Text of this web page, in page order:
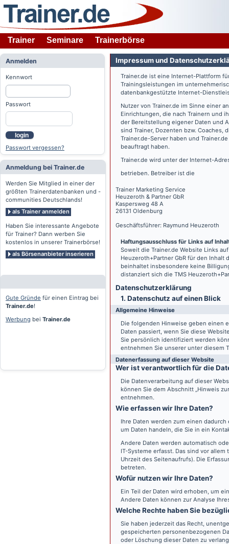
Trainer Seminare Trainerbörse
Anmelden
Kennwort
Passwort
login
Passwort vergessen?
Anmeldung bei Trainer.de
Werden Sie Mitglied in einer der
größten Trainerdatenbanken und -
communities Deutschlands!
als Trainer anmelden
Haben Sie interessante Angebote
für Trainer? Dann werben Sie
kostenlos in unserer Trainerbörse!
als Börsenanbieter inserieren
Gute Gründe für einen Eintrag bei
Trainer.de!
Werbung bei Trainer.de
Impressum und
Trainer.de ist eine Internet-Plattform
Trainingsleistungen im
datenbankgestützte Internet-
Nutzer von Trainer.de im Sinne einer
Einrichtungen, die nach Trainern und
der Bereitstellung eigener Daten und
sind Trainer, Dozenten bzw.
Trainer.de-Server haben und Trainer.de
beauftragt haben.
Trainer.de wird unter der Internet-
betrieben. Betreiber ist die
Trainer Marketing Service
Heuzeroth & Partner GbR
Kaspersweg 48 A
26131 Oldenburg
Geschäftsführer: Raymund Heuzeroth
Haftungsausschluss für Links auf
Soweit die Trainer.de Website Links
Heuzeroth+Partner GbR für den Inhalt
beinhaltet insbesondere keine
distanziert sich die TMS
Datenschutz­erklärung
1. Datenschutz auf einen Blick
Allgemeine Hinweise
Die folgenden Hinweise geben einen
Daten passiert, wenn Sie diese
Sie persönlich identifiziert werden
entnehmen Sie unserer unter diesem
Datenerfassung auf dieser Website
Wer ist verantwortlich für die
Die Datenverarbeitung auf dieser
können Sie dem Abschnitt „Hinweis
entnehmen.
Wie erfassen wir Ihre Daten?
Ihre Daten werden zum einen
um Daten handeln, die Sie in ein
Andere Daten werden automatisch
IT-Systeme erfasst. Das sind vor
Uhrzeit des Seitenaufrufs). Die
betreten.
Wofür nutzen wir Ihre Daten?
Ein Teil der Daten wird erhoben, um
Andere Daten können zur Analyse
Welche Rechte haben Sie
Sie haben jederzeit das Recht,
gespeicherten personenbezogenen
oder Löschung dieser Daten zu